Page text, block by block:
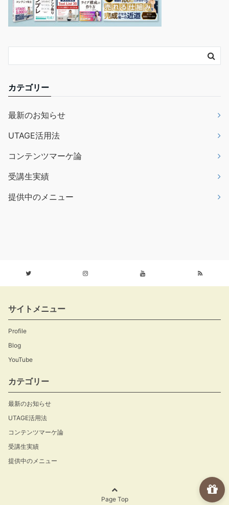
カテゴリー
最新のお知らせ
UTAGE活用法
コンテンツマーケ論
受講生実績
提供中のメニュー
サイトメニュー
Profile
Blog
YouTube
カテゴリー
最新のお知らせ
UTAGE活用法
コンテンツマーケ論
受講生実績
提供中のメニュー
Page Top